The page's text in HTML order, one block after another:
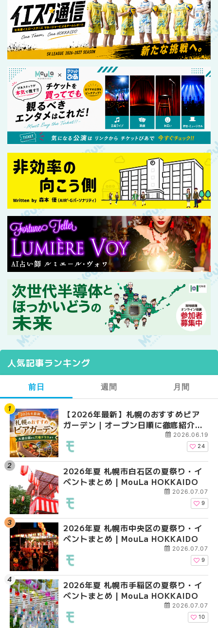
人気記事ランキング
前日
【2026年最新】札幌のおすすめビア
ガーデン｜オープン日順に徹底紹介！
大通公園から穴場テラスまで | MouLa
HOKKAIDO
2026.06.19
24
2026年夏 札幌市白石区の夏祭り・イ
ベントまとめ | MouLa HOKKAIDO
2026.07.07
9
2026年夏 札幌市中央区の夏祭り・イ
ベントまとめ | MouLa HOKKAIDO
2026.07.07
9
2026年夏 札幌市手稲区の夏祭り・イ
ベントまとめ | MouLa HOKKAIDO
2026.07.07
10
週間
【2026年最新】札幌
ガーデン｜オープン日
大通公園から穴場テ
2026年夏 札幌市白石
ベントまとめ |
2026年夏 札幌市豊平
ベントまとめ |
2026年夏 札幌市西区
ントまとめ | MouLa
月間
【2026年最新】札幌
ガーデン｜オープン日
大通公園から穴場テ
2026年夏 札幌市北区
ントまとめ | MouLa
2026年夏 札幌市白石
ベントまとめ |
2026年夏 札幌市西区
ントまとめ | MouLa